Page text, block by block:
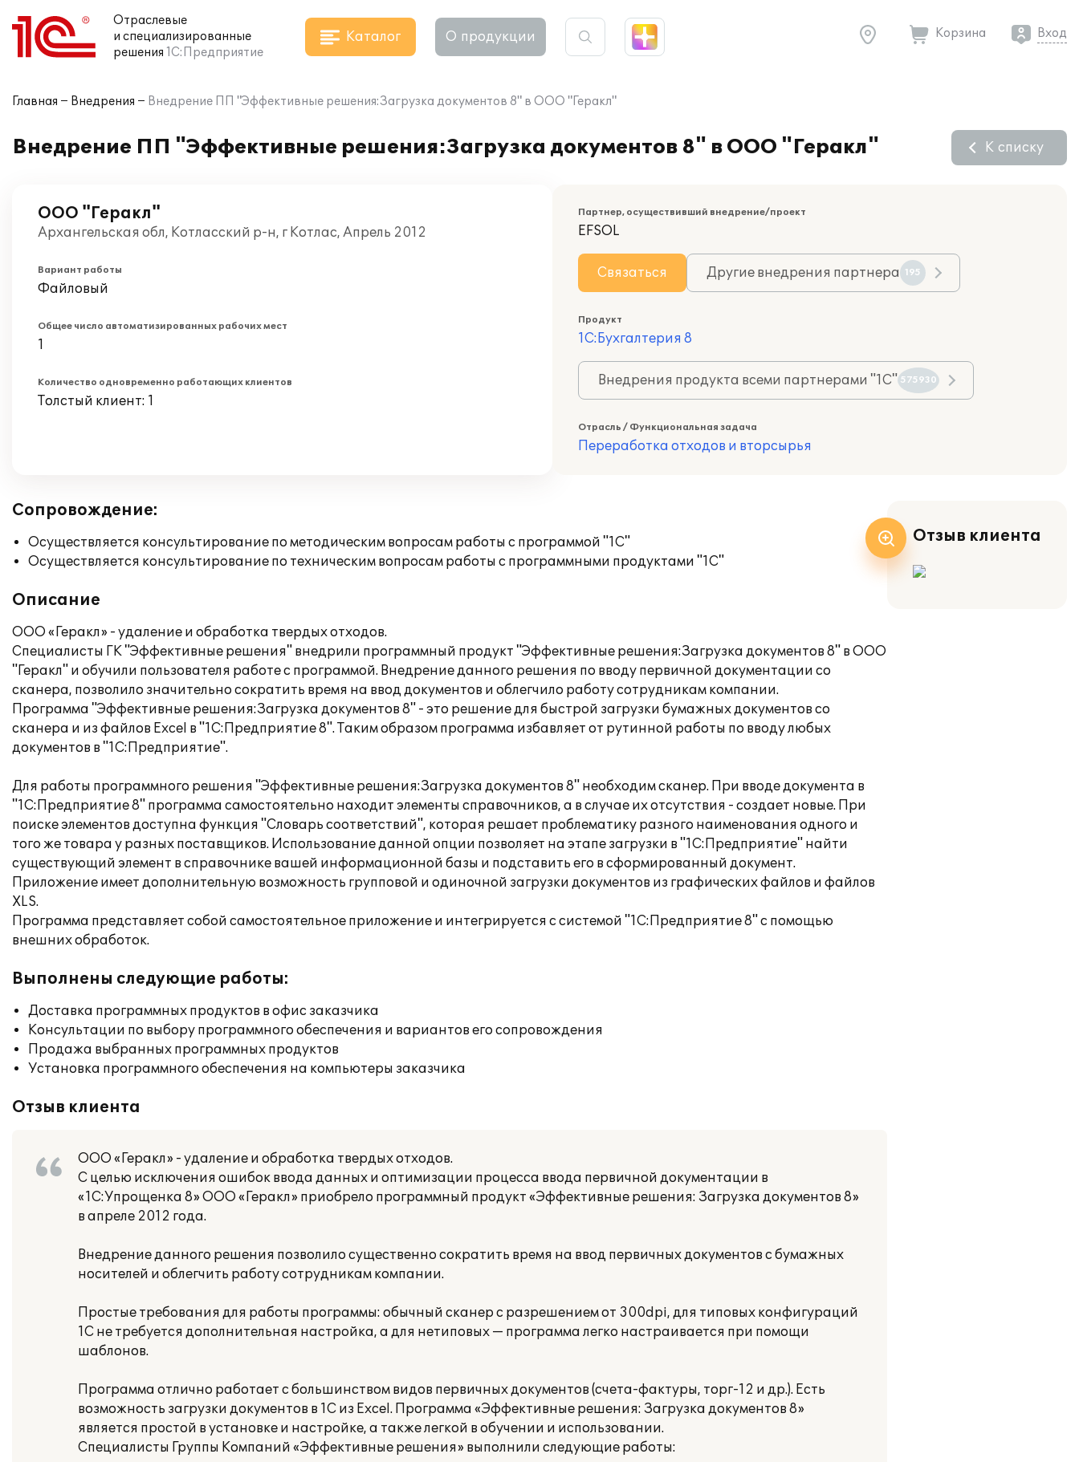
Отраслевые
и специализированные
решения 1С:Предприятие
Каталог О продукции Корзина Вход
Главная Внедрения Внедрение ПП "Эффективные решения:Загрузка документов 8" в ООО "Геракл"
Внедрение ПП "Эффективные решения:Загрузка документов 8" в ООО "Геракл" К списку
ООО "Геракл"
Архангельская обл, Котласский р-н, г Котлас, Апрель 2012
Вариант работы
Файловый
Общее число автоматизированных рабочих мест
1
Количество одновременно работающих клиентов
Толстый клиент: 1
Партнер, осуществивший внедрение/проект
EFSOL
Связаться Другие внедрения партнера 195
Продукт
1С:Бухгалтерия 8
Внедрения продукта всеми партнерами "1С" 575930
Отрасль / Функциональная задача
Переработка отходов и вторсырья
Сопровождение:
Осуществляется консультирование по методическим вопросам работы с программой "1С"
Осуществляется консультирование по техническим вопросам работы с программными продуктами "1С"
Описание
ООО «Геракл» - удаление и обработка твердых отходов.
Специалисты ГК "Эффективные решения" внедрили программный продукт "Эффективные решения:Загрузка документов 8" в ООО
"Геракл" и обучили пользователя работе с программой. Внедрение данного решения по вводу первичной документации со
сканера, позволило значительно сократить время на ввод документов и облегчило работу сотрудникам компании.
Программа "Эффективные решения:Загрузка документов 8" - это решение для быстрой загрузки бумажных документов со
сканера и из файлов Excel в "1С:Предприятие 8". Таким образом программа избавляет от рутинной работы по вводу любых
документов в "1С:Предприятие".
Для работы программного решения "Эффективные решения:Загрузка документов 8" необходим сканер. При вводе документа в
"1С:Предприятие 8" программа самостоятельно находит элементы справочников, а в случае их отсутствия - создает новые. При
поиске элементов доступна функция "Словарь соответствий", которая решает проблематику разного наименования одного и
того же товара у разных поставщиков. Использование данной опции позволяет на этапе загрузки в "1С:Предприятие" найти
существующий элемент в справочнике вашей информационной базы и подставить его в сформированный документ.
Приложение имеет дополнительную возможность групповой и одиночной загрузки документов из графических файлов и файлов
XLS.
Программа представляет собой самостоятельное приложение и интегрируется с системой "1С:Предприятие 8" с помощью
внешних обработок.
Выполнены следующие работы:
Доставка программных продуктов в офис заказчика
Консультации по выбору программного обеспечения и вариантов его сопровождения
Продажа выбранных программных продуктов
Установка программного обеспечения на компьютеры заказчика
Отзыв клиента
ООО «Геракл» - удаление и обработка твердых отходов.
С целью исключения ошибок ввода данных и оптимизации процесса ввода первичной документации в
«1С:Упрощенка 8» ООО «Геракл» приобрело программный продукт «Эффективные решения: Загрузка документов 8»
в апреле 2012 года.
Внедрение данного решения позволило существенно сократить время на ввод первичных документов с бумажных
носителей и облегчить работу сотрудникам компании.
Простые требования для работы программы: обычный сканер с разрешением от 300dpi, для типовых конфигураций
1С не требуется дополнительная настройка, а для нетиповых — программа легко настраивается при помощи
шаблонов.
Программа отлично работает с большинством видов первичных документов (счета-фактуры, торг-12 и др.). Есть
возможность загрузки документов в 1С из Excel. Программа «Эффективные решения: Загрузка документов 8»
является простой в установке и настройке, а также легкой в обучении и использовании.
Специалисты Группы Компаний «Эффективные решения» выполнили следующие работы:
Отзыв клиента